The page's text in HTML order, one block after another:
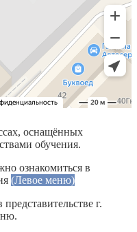
оснащённых
обучения.
ознакомиться в
(Левое меню)
г.